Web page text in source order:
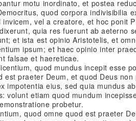
motu inordinato, et postea
quod corpora indivisibilia
invicem, vel a creatore, et hoc ponit
quia res fuerunt ab aeterno
et ista est opinio Aristotelis, et
ipsum; et haec opinio inter
falsae et haereticae.
quod mundus incepit esse
est praeter Deum, et quod Deus
impotentia eius, sed quia mundus
volunt etiam quod mundum
probetur.
quod omne quod est praeter